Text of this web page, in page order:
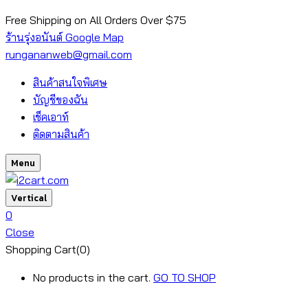
Free Shipping on All Orders Over $75
ร้านรุ่งอนันต์ Google Map
rungananweb@gmail.com
สินค้าสนใจพิเศษ
บัญชีของฉัน
เช็คเอาท์
ติดตามสินค้า
Menu
Vertical
0
Close
Shopping Cart(0)
No products in the cart. GO TO SHOP